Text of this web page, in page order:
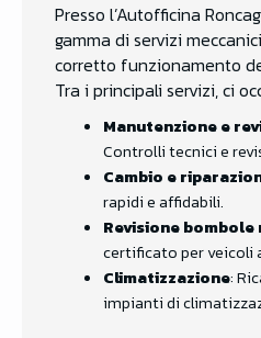
Presso l’Autofficina
gamma di servizi
corretto funzionamento
Tra i principali servizi, ci
Manutenzione e
Controlli tecnici e
Cambio e
rapidi e affidabili.
Revisione bombole
certificato per veicoli
Climatizzazione:
impianti di